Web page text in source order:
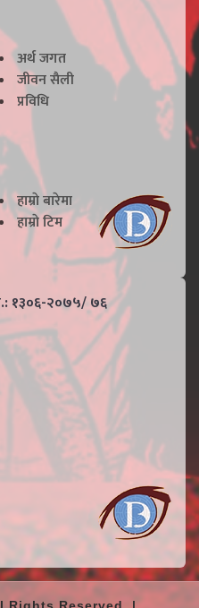
अर्थ जगत
जीवन सैली
प्रविधि
हाम्राे बारेमा
हाम्राे टिम
१३०६-२०७५/ ७६